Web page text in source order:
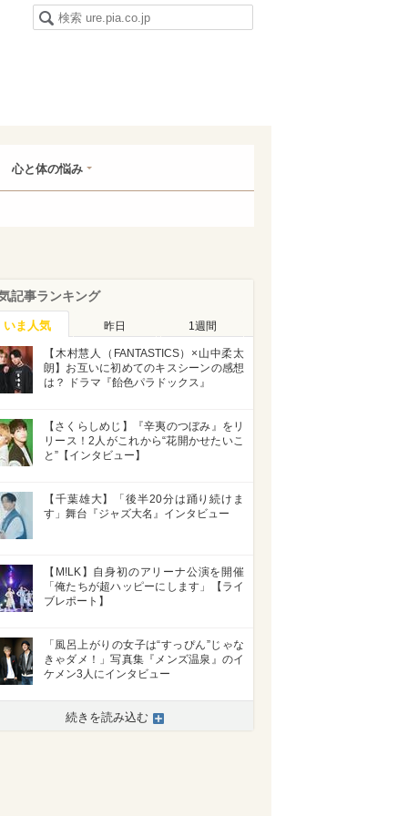
心と体の悩み
記事ランキング
いま人気 昨日 1週間
【木村慧人（FANTASTICS）×山中柔太
朗】お互いに初めてのキスシーンの感想
は？ ドラマ『飴色パラドックス』
【さくらしめじ】『辛夷のつぼみ』をリ
リース！2人がこれから“花開かせたいこ
と”【インタビュー】
【千葉雄大】「後半20分は踊り続けま
す」舞台『ジャズ大名』インタビュー
【M!LK】自身初のアリーナ公演を開催
「俺たちが超ハッピーにします」【ライ
ブレポート】
「風呂上がりの女子は“すっぴん”じゃな
きゃダメ！」写真集『メンズ温泉』のイ
ケメン3人にインタビュー
続きを読み込む